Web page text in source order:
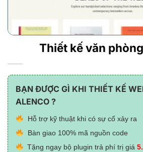
Thiết kế văn
BẠN ĐƯỢC GÌ KHI THIẾT KẾ
ALENCO ?
Hỗ trợ kỹ thuật khi có sự cố xảy ra
Bàn giao 100% mã nguồn code
Tặng ngay bộ plugin trả phí trị giá